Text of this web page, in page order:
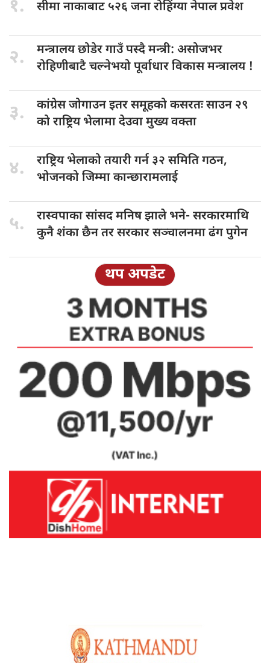
१. सीमा नाकाबाट ५२६ जना रोहिंग्या नेपाल प्रवेश
२. मन्त्रालय छोडेरगाउँ पस्दै मन्त्री: असोजभर
रोहिणीबाटै चल्नेभयो पूर्वाधार विकास मन्त्रालय !
३. कांग्रेस जोगाउनइतर समूहको कसरतः साउन २९
को राष्ट्रिय भेलामा देउवा मुख्य वक्ता
४. राष्ट्रिय भेलाकोतयारी गर्न ३२ समिति गठन,
भोजनको जिम्मा कान्छारामलाई
५. रास्वपाका सांसदमनिष झाले भने- सरकारमाथि
कुनै शंका छैन तर सरकार सञ्चालनमा ढंग पुगेन
थप अपडेट